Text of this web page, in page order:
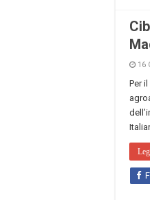
16
Per